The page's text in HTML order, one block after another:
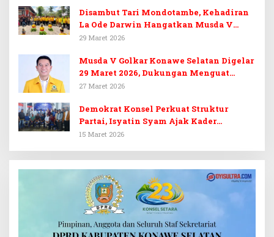
Disambut Tari Mondotambe, Kehadiran
La Ode Darwin Hangatkan Musda V
Golkar Konsel
29 Maret 2026
Musda V Golkar Konawe Selatan Digelar
29 Maret 2026, Dukungan Menguat
untuk Irham Kalenggo
27 Maret 2026
Demokrat Konsel Perkuat Struktur
Partai, Isyatin Syam Ajak Kader
Kembalikan Kejayaan
15 Maret 2026